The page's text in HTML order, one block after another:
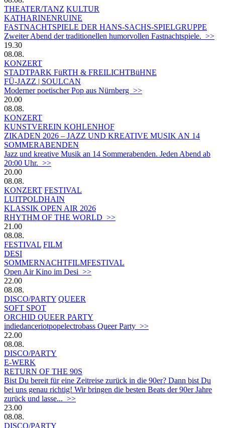
THEATER/TANZ KULTUR
KATHARINENRUINE
FASTNACHTSPIELE DER HANS-SACHS-SPIELGRUPPE
Zweiter Abend der traditionellen humorvollen Fastnachtspiele. >>
19.30
08.08.
KONZERT
STADTPARK FüRTH & FREILICHTBüHNE
FÜ-JAZZ | SOULCAN
Moderner poetischer Pop aus Nürnberg >>
20.00
08.08.
KONZERT
KUNSTVEREIN KOHLENHOF
ZIKADEN 2026 – JAZZ UND KREATIVE MUSIK AN 14
SOMMERABENDEN
Jazz und kreative Musik an 14 Sommerabenden. Jeden Abend ab
20:00 Uhr. >>
20.00
08.08.
KONZERT FESTIVAL
LUITPOLDHAIN
KLASSIK OPEN AIR 2026
RHYTHM OF THE WORLD >>
21.00
08.08.
FESTIVAL FILM
DESI
SOMMERNACHTFILMFESTIVAL
Open Air Kino im Desi >>
22.00
08.08.
DISCO/PARTY QUEER
SOFT SPOT
ORCHID QUEER PARTY
indiedanceriotpopelectrobass Queer Party >>
22.00
08.08.
DISCO/PARTY
E-WERK
RETURN OF THE 90S
Bist Du bereit für eine Zeitreise zurück in die 90er? Dann bist Du
bei uns genau richtig! Wir bringen die besten Beats der 90er Jahre
zurück und lasse... >>
23.00
08.08.
DISCO/PARTY